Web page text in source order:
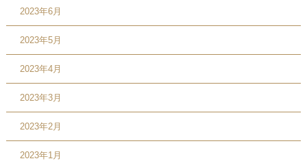
2023年6月
2023年5月
2023年4月
2023年3月
2023年2月
2023年1月